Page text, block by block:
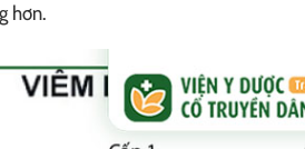
hơn.